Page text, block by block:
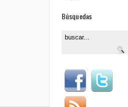
Búsquedas